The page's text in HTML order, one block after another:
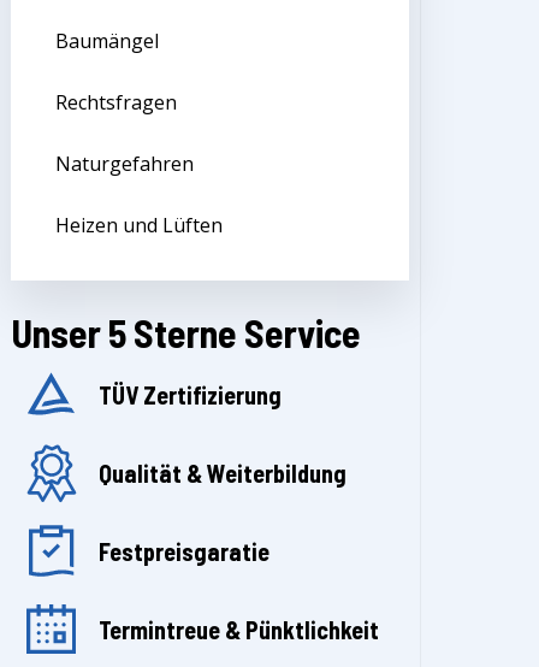
Baumängel
Rechtsfragen
Naturgefahren
Heizen und Lüften
Unser 5 Sterne Service
TÜV Zertifizierung
Qualität & Weiterbildung
Festpreisgaratie
Termintreue & Pünktlichkeit